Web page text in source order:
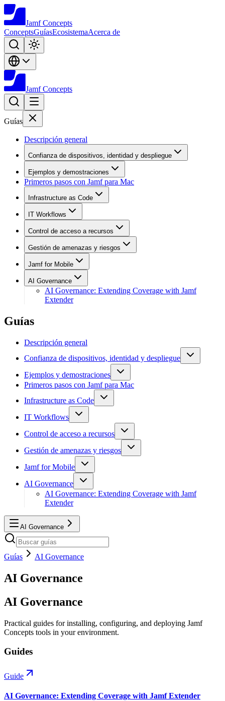
Jamf Concepts
ConceptsGuíasEcosistemaAcerca de
Jamf Concepts
Guías
Descripción general
Confianza de dispositivos, identidad y despliegue
Ejemplos y demostraciones
Primeros pasos con Jamf para Mac
Infrastructure as Code
IT Workflows
Control de acceso a recursos
Gestión de amenazas y riesgos
Jamf for Mobile
AI Governance
AI Governance: Extending Coverage with Jamf
Extender
Guías
Descripción general
Confianza de dispositivos, identidad y despliegue
Ejemplos y demostraciones
Primeros pasos con Jamf para Mac
Infrastructure as Code
IT Workflows
Control de acceso a recursos
Gestión de amenazas y riesgos
Jamf for Mobile
AI Governance
AI Governance: Extending Coverage with Jamf
Extender
AI Governance
Guías AI Governance
AI Governance
AI Governance
Practical guides for installing, configuring, and deploying Jamf
Concepts tools in your environment.
Guides
Guide
AI Governance: Extending Coverage with Jamf Extender